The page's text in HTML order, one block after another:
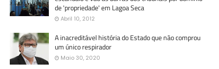
de 'propriedade' em Lagoa Seca
Abril 10, 2012
A inacreditável história do Estado que não comprou
um único respirador
Maio 30, 2020